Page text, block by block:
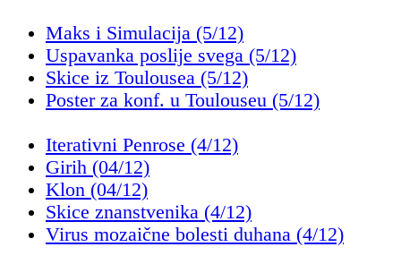
Maks i Simulacija (5/12)
Uspavanka poslije svega (5/12)
Skice iz Toulousea (5/12)
Poster za konf. u Toulouseu (5/12)
Iterativni Penrose (4/12)
Girih (04/12)
Klon (04/12)
Skice znanstvenika (4/12)
Virus mozaične bolesti duhana (4/12)